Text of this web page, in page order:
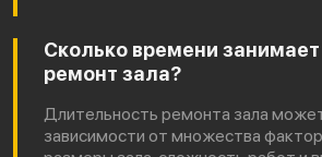
Сколько времени
ремонт зала?
Длительность ремонта зала
зависимости от множества